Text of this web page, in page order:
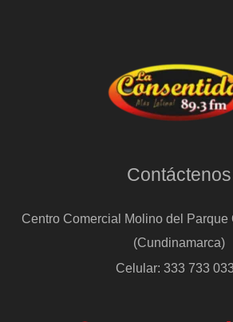
Contáctenos
Centro Comercial Molino del Parque
(Cundinamarca)
Celular: 333 733